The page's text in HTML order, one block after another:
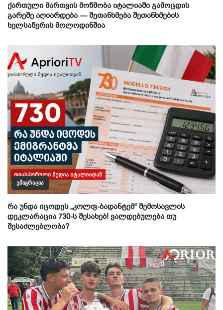
ქართული მართვის მოწმობა იტალიაში გამოცდის
გარეშე აღიარდება — შეთანხმება შეთანხმების
ხელსაწერის მოლოდინშია
ᲔᲛᲘᲒᲠᲐᲪᲘᲐ
რა უნდა იცოდეს „კოლფ-ბადანტემ“ შემოსავლის
დეკლარაცია 730-ს შესახებ! ვალდებულება თუ
შესაძლებლობა?